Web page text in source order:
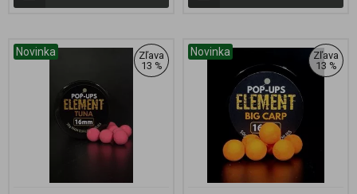
Novinka
Zľava
13 %
Novinka
Zľava
13 %